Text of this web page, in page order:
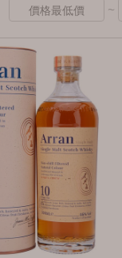
KOREA
MALAYSIA
FRENCH
~